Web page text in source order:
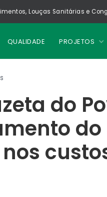
Louças Sanitárias e
QUALIDADE PROJETOS
do
do